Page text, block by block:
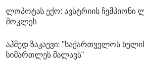
ლოპოტას ექო: ავსტრიის ჩემპიონი
მოკლეს
აჰმედ ზაკაევი: "საქართველოს
სიმართლეს მალავს"